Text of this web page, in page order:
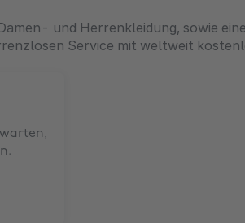
und Herrenkleidung, sowie
Service mit weltweit